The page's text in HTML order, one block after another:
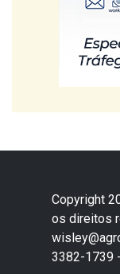
Copyright
os direitos
3382-1739